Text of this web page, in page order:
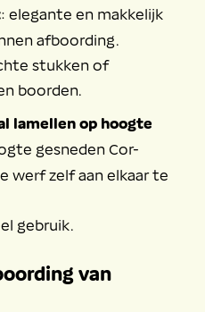
: elegante en makkelijk
afboording.
stukken of
boorden.
lamellen op hoogte
gesneden Cor-
werf zelf aan elkaar te
gebruik.
van